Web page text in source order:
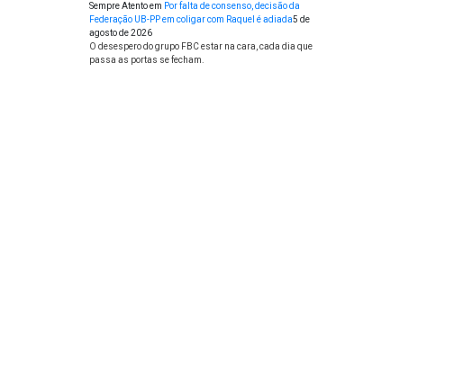
Sempre Atentoem Por falta de consenso, decisão da
Federação UB-PP em coligar com Raquel é adiada5 de
agosto de 2026
O desespero do grupo FBC estar na cara, cada dia que
passa as portas se fecham.